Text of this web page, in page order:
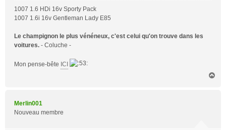
1007 1.6 HDi 16v Sporty Pack
1007 1.6i 16v Gentleman Lady E85
Le champignon le plus vénéneux, c'est celui qu'on trouve dans les
voitures. - Coluche -
Mon pense-bête ICI
Merlin001
Nouveau membre